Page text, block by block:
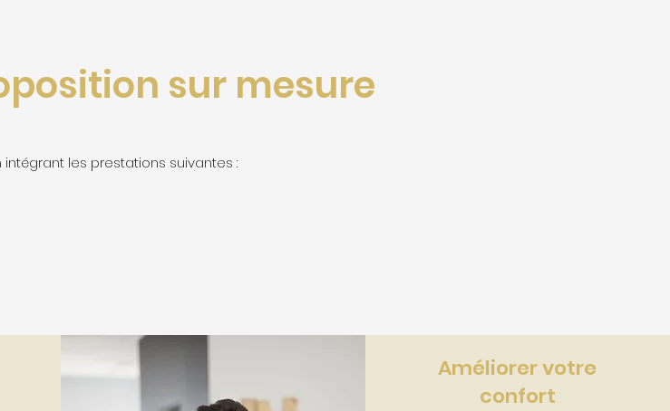
sur mesure
les prestations suivantes :
Améliorer votre
confort